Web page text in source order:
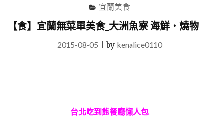
宜蘭美食
【食】宜蘭無菜單美食_大洲魚寮 海鮮‧燒物
2015-08-05 |by kenalice0110
台北吃到飽餐廳懶人包